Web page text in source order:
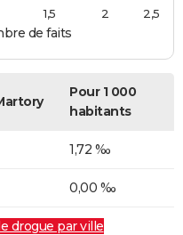
de faits
1,5 2 2,5
Pour 1 000
habitants
1,72 ‰
0,00 ‰
drogue par ville